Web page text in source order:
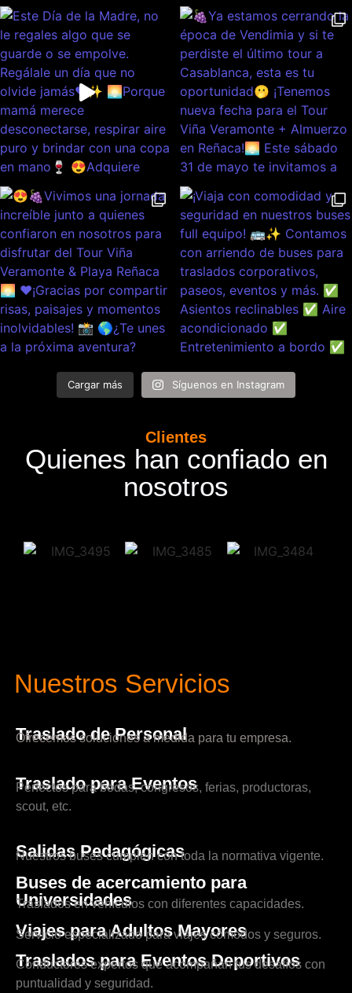
Cargar más Síguenos en Instagram
Clientes
Quienes han confiado en
nosotros
Nuestros Servicios
Traslado de Personal
Ofrecemos soluciones a medida para tu empresa.
Traslado para Eventos
Perfectos para bodas, congresos, ferias, productoras,
scout, etc.
Salidas Pedagógicas
Nuestros buses cumplen con toda la normativa vigente.
Buses de acercamiento para
Universidades
Traslados en vehículos con diferentes capacidades.
Viajes para Adultos Mayores
Servicio especializado para viajes cómodos y seguros.
Traslados para Eventos Deportivos
Conductores expertos que acompañan tus desafíos con
puntualidad y seguridad.